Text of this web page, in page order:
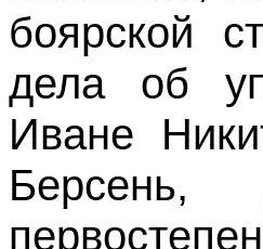
боярской
дела об
Иване